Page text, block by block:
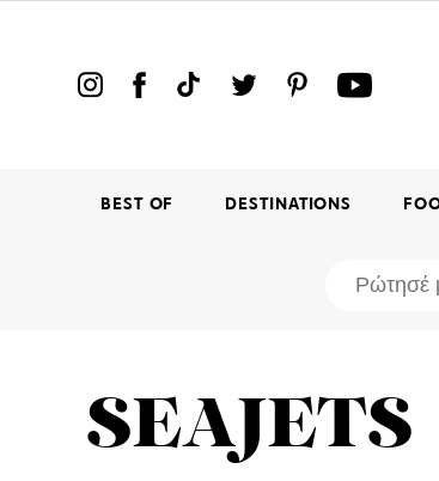
BEST OF DESTINATIONS
SEAJETS